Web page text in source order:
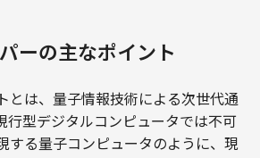
ーの主なポイント
とは、量子情報技術による次世代通
行型デジタルコンピュータでは不可
する量子コンピュータのように、現